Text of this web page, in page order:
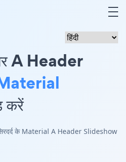
A Header
करें
सिरदर्द के Material A Header Slideshow